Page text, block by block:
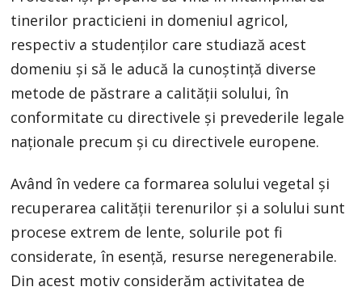
tinerilor practicieni in domeniul agricol,
respectiv a studenților care studiază acest
domeniu și să le aducă la cunoștință diverse
metode de păstrare a calității solului, în
conformitate cu directivele și prevederile legale
naționale precum și cu directivele europene.
Având în vedere ca formarea solului vegetal și
recuperarea calității terenurilor și a solului sunt
procese extrem de lente, solurile pot fi
considerate, în esență, resurse neregenerabile.
Din acest motiv considerăm activitatea de